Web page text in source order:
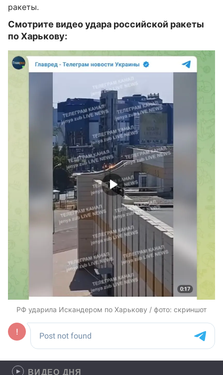
ракеты.
Смотрите видео удара российской ракеты
по Харькову:
РФ ударила Искандером по Харькову / фото: скриншот
ВИДЕО ДНЯ